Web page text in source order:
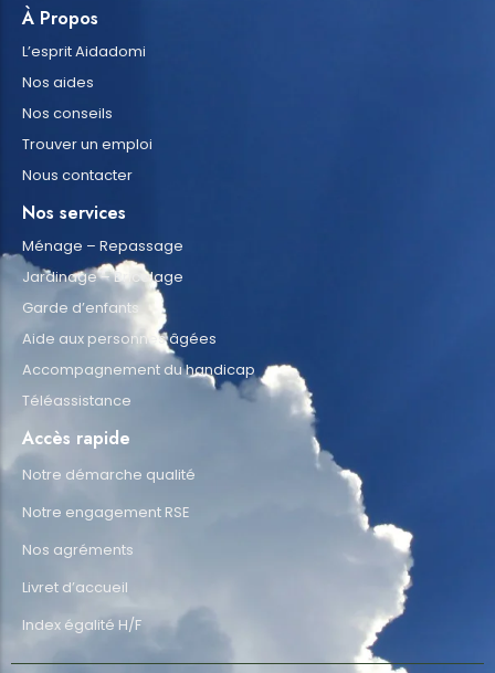
À Propos
L’esprit Aidadomi
Nos aides
Nos conseils
Trouver un emploi
Nous contacter
Nos services
Ménage – Repassage
Jardinage – Bricolage
Garde d’enfants
Aide aux personnes âgées
Accompagnement du handicap
Téléassistance
Accès rapide
Notre démarche qualité
Notre engagement RSE
Nos agréments
Livret d’accueil
Index égalité H/F